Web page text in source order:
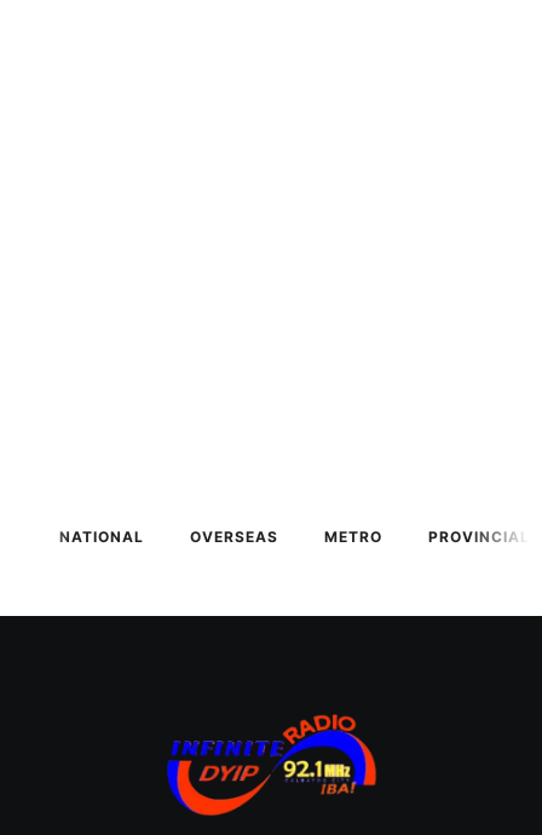
NATIONAL OVERSEAS METRO PROVINCIAL